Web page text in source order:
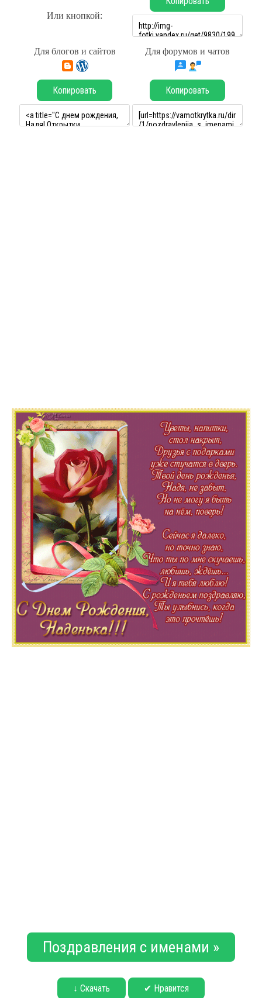
Или кнопкой:
Для блогов и сайтов Для форумов и чатов
Копировать Копировать
Поздравления с именами »
↓ Скачать ✔ Нравится